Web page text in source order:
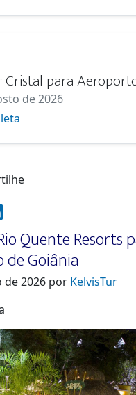
para
de 2026
Quente Resorts
Goiânia
de 2026 por KelvisTur